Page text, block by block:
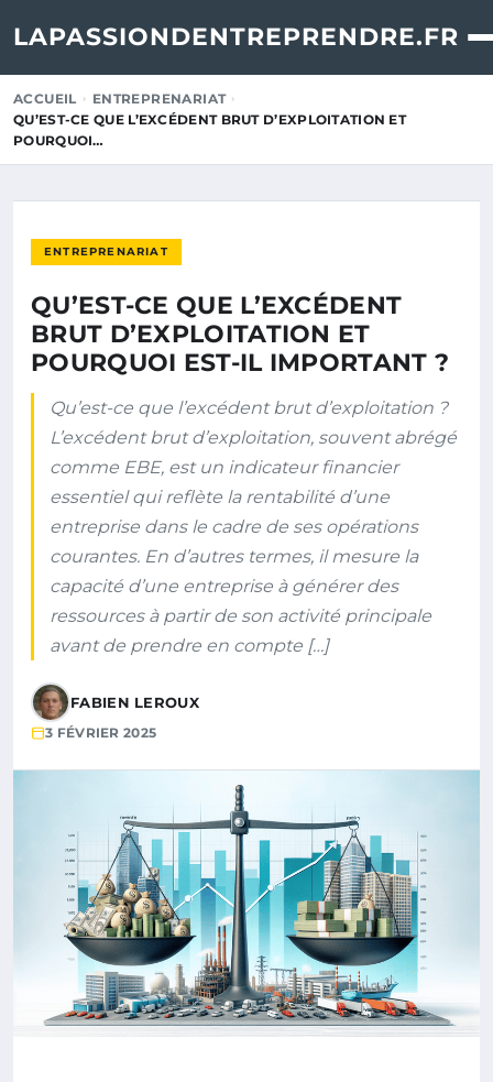
LAPASSIONDENTREPRENDRE.FR
ACCUEIL
ENTREPRENARIAT
QU’EST-CE QUE L’EXCÉDENT BRUT D’EXPLOITATION ET
POURQUOI…
ENTREPRENARIAT
QU’EST-CE QUE L’EXCÉDENT
BRUT D’EXPLOITATION ET
POURQUOI EST-IL IMPORTANT ?
Qu’est-ce que l’excédent brut d’exploitation ?
L’excédent brut d’exploitation, souvent abrégé
comme EBE, est un indicateur financier
essentiel qui reflète la rentabilité d’une
entreprise dans le cadre de ses opérations
courantes. En d’autres termes, il mesure la
capacité d’une entreprise à générer des
ressources à partir de son activité principale
avant de prendre en compte […]
FABIEN LEROUX
3 FÉVRIER 2025